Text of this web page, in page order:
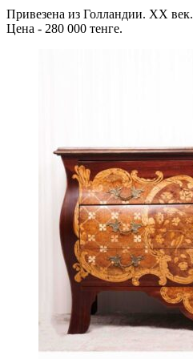
Привезена из Голландии. ХХ век.
Цена - 280 000 тенге.